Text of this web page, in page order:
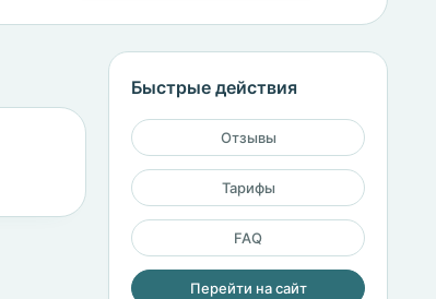
Быстрые действия
Отзывы
Тарифы
FAQ
Перейти на сайт